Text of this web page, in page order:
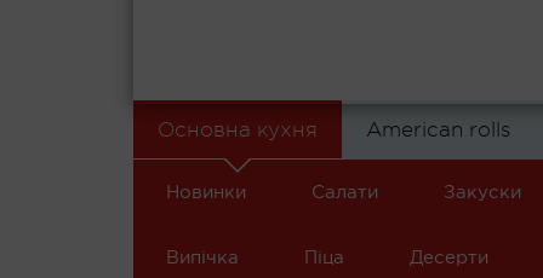
Основна кухня
Новинки Салати Закуски
Випічка Піца Десерти
American rolls